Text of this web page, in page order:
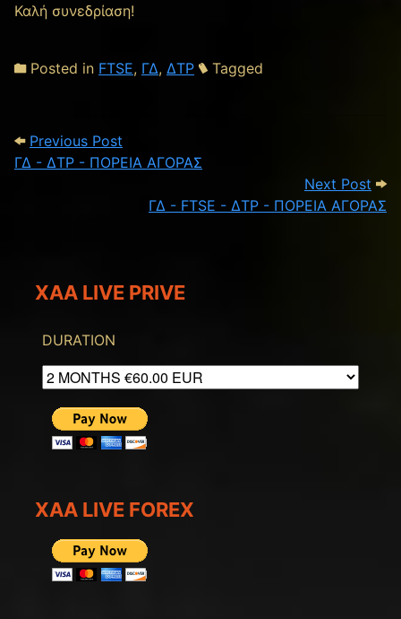
Καλή συνεδρίαση!
Posted in FTSE, ΓΔ, ΔΤΡ Tagged
Post navigation
Previous Post
ΓΔ - ΔΤΡ - ΠΟΡΕΙΑ ΑΓΟΡΑΣ
Next Post
ΓΔ - FTSE - ΔΤΡ - ΠΟΡΕΙΑ ΑΓΟΡΑΣ
XAA LIVE PRIVE
DURATION
XAA LIVE FOREX